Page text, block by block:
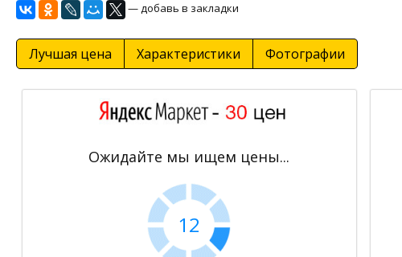
— добавь в закладки
Лучшая цена Характеристики Фотографии
Ожидайте мы ищем цены...
11